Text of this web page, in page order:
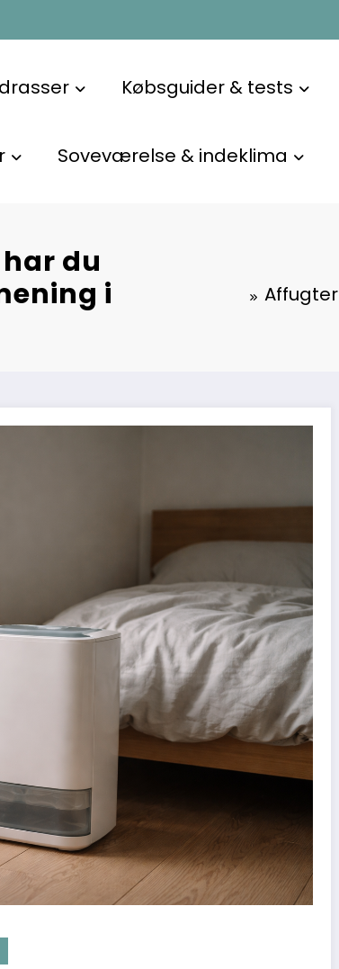
Købsguider & tests
Soveværelse & indeklima
du
i